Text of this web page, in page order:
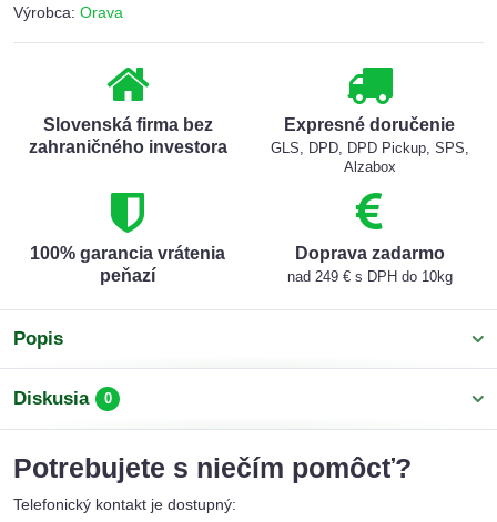
Výrobca: Orava
Slovenská firma bez
zahraničného investora
Expresné doručenie
GLS, DPD, DPD Pickup, SPS,
Alzabox
100% garancia vrátenia
peňazí
Doprava zadarmo
nad 249 € s DPH do 10kg
Popis
Diskusia 0
Potrebujete s niečím pomôcť?
Telefonický kontakt je dostupný: